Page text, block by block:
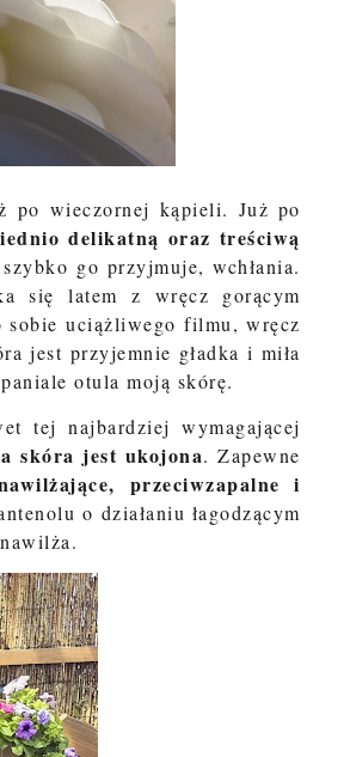
po wieczornej kąpieli. Już po
delikatną oraz treściwą
go przyjmuje, wchłania.
się latem z wręcz gorącym
sobie uciążliwego filmu, wręcz
jest przyjemnie gładka i miła
otula moją skórę.
tej najbardziej wymagającej
skóra jest ukojona. Zapewne
przeciwzapalne i
o działaniu łagodzącym